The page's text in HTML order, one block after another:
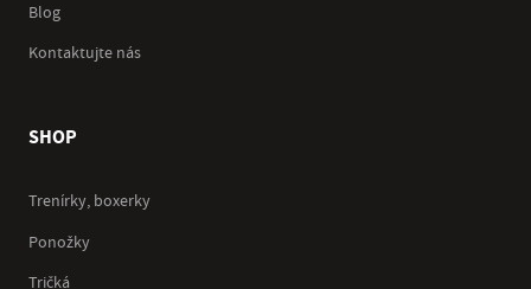
Blog
Kontaktujte nás
SHOP
Trenírky, boxerky
Ponožky
Tričká